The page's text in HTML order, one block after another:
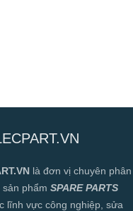
là đơn vị chuyên phân
sản phẩm SPARE PARTS
lĩnh vực công nghiệp, sửa